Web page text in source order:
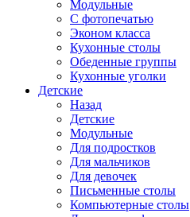
Модульные
С фотопечатью
Эконом класса
Кухонные столы
Обеденные группы
Кухонные уголки
Детские
Назад
Детские
Модульные
Для подростков
Для мальчиков
Для девочек
Письменные столы
Компьютерные столы